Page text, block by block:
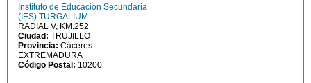
Instituto de Educación Secundaria
(IES) TURGALIUM
RADIAL V, KM.252
Ciudad: TRUJILLO
Provincia: Cáceres
EXTREMADURA
Código Postal: 10200